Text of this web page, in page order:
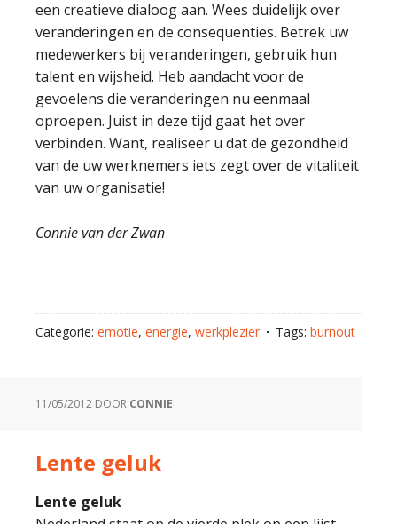
een creatieve dialoog aan. Wees duidelijk over
veranderingen en de consequenties. Betrek uw
medewerkers bij veranderingen, gebruik hun
talent en wijsheid. Heb aandacht voor de
gevoelens die veranderingen nu eenmaal
oproepen. Juist in deze tijd gaat het over
verbinden. Want, realiseer u dat de gezondheid
van de uw werknemers iets zegt over de vitaliteit
van uw organisatie!
Connie van der Zwan
Categorie: emotie, energie, werkplezier Tags: burnout
11/05/2012 DOOR CONNIE
Lente geluk
Lente geluk